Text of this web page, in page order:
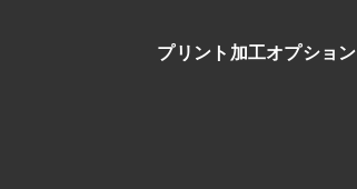
プリント加工オプション